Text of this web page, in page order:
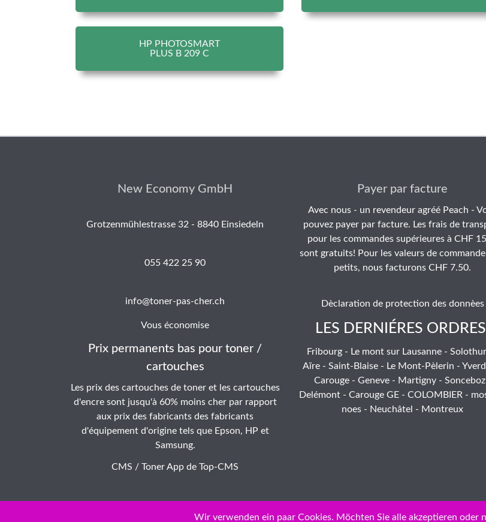
HP PHOTOSMART
PLUS B 209 C
New Economy GmbH
Grotzenmühlestrasse 32 - 8840 Einsiedeln
055 422 25 90
info@toner-pas-cher.ch
Vous économise
Prix permanents bas pour toner /
cartouches
Les prix des cartouches de toner et les cartouches
d'encre sont jusqu'à 60% moins cher par rapport
aux prix des fabricants des fabricants
d'équipement d'origine tels que Epson, HP et
Samsung.
CMS / Toner App de Top-CMS
Payer par facture
Avec nous - un revendeur agréé Peach -
pouvez payer par facture. Les frais de
pour les commandes supérieures à CHF
sont gratuits! Pour les valeurs de
petits, nous facturons CHF 7.50.
Dèclaration de protection des donnèes
LES DERNIÉRES
Fribourg - Le mont sur Lausanne -
Aïre - Saint-Blaise - Le Mont-Pèlerin -
Carouge - Geneve - Martigny -
Delémont - Carouge GE - COLOMBIER -
noes - Neuchâtel - Montreux
Wir verwenden ein paar Cookies. Möchten Sie alle akzeptieren oder